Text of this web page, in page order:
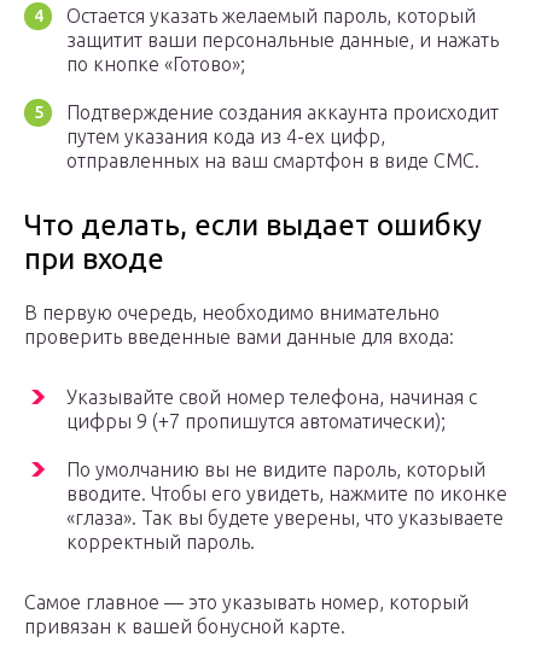
Остается указать желаемый пароль, который
защитит ваши персональные данные, и нажать
по кнопке «Готово»;
Подтверждение создания аккаунта происходит
путем указания кода из 4-ех цифр,
отправленных на ваш смартфон в виде СМС.
Что делать, если выдает ошибку
при входе
В первую очередь, необходимо внимательно
проверить введенные вами данные для входа:
Указывайте свой номер телефона, начиная с
цифры 9 (+7 пропишутся автоматически);
По умолчанию вы не видите пароль, который
вводите. Чтобы его увидеть, нажмите по иконке
«глаза». Так вы будете уверены, что указываете
корректный пароль.
Самое главное — это указывать номер, который
привязан к вашей бонусной карте.